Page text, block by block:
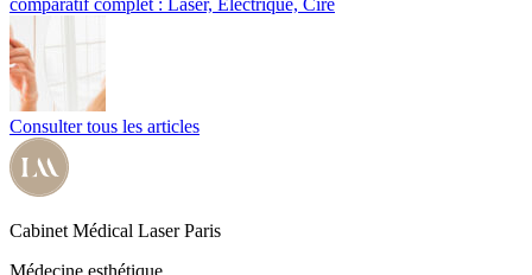
Consulter tous les articles
Cabinet Médical Laser Paris
Médecine esthétique